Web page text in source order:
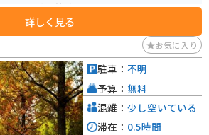
る歴史資料館があります。また、レストランで
むことができます。 バイクで訪れる場
整備されているので安心です。倶利伽羅峠はワ
知られており、周辺には景色の良いスポットも
ても最適です。 地元の名産品として
なかなどが有名です。倶利伽羅そばは、地元産
なそばで、道の駅のレストランでも味わうこと
源氏と平家の家紋を型どった最中で、お土産に
詳しく見る
お気に入り
駐車： 不明
予算： 無料
混雑： 少し空いている
滞在： 0.5時間